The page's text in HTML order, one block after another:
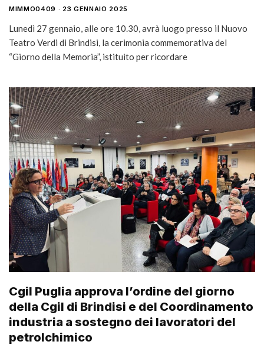
MIMMO0409 23 GENNAIO 2025
Lunedì 27 gennaio, alle ore 10.30, avrà luogo presso il Nuovo
Teatro Verdi di Brindisi, la cerimonia commemorativa del
“Giorno della Memoria”, istituito per ricordare
Cgil Puglia approva l’ordine del giorno
della Cgil di Brindisi e del Coordinamento
industria a sostegno dei lavoratori del
petrolchimico